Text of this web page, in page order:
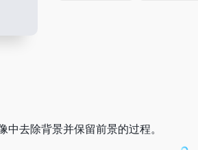
去除背景并保留前景的过程。